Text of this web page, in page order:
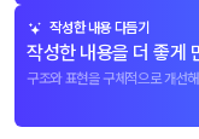
작성한 내용 다듬기
작성한 내용을 더 좋게
구조와 표현을 구체적으로 개선